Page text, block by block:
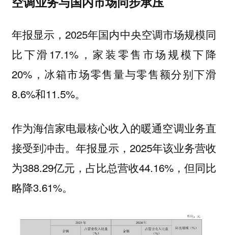
年报显示，2025年国内中央空调市场规模同
比下滑17.1%，家装零售市场规模下降
20%，冰箱市场零售量与零售额分别下滑
8.6%和11.5%。
作为海信家电最核心收入的暖通空调业务直
接受到冲击。年报显示，2025年该业务营收
为388.29亿元，占比总营收44.16%，但同比
略降3.61%。